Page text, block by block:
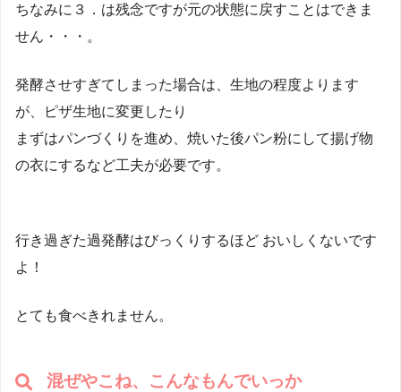
ちなみに３．は残念ですが元の状態に戻すことはできま
せん・・・。
発酵させすぎてしまった場合は、生地の程度よります
が、ピザ生地に変更したり
まずはパンづくりを進め、焼いた後パン粉にして揚げ物
の衣にするなど工夫が必要です。
行き過ぎた過発酵はびっくりするほど おいしくないです
よ！
とても食べきれません。
混ぜやこね、こんなもんでいっか